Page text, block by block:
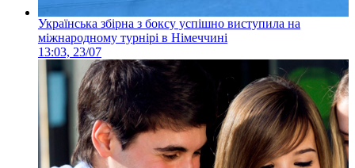
Українська збірна з боксу успішно виступила на
міжнародному турнірі в Німеччині
13:03, 23/07